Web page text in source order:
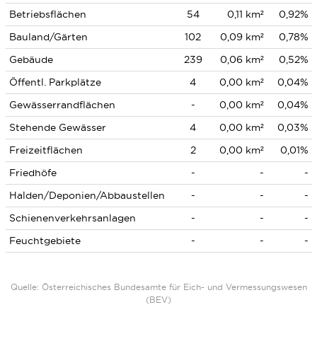
Betriebsflächen 54 0,11 km²
0,92%
Bauland/Gärten
102 0,09 km²
0,78%
Gebäude
239 0,06 km²
0,52%
Öffentl. Parkplätze
4 0,00 km²
0,04%
Gewässerrandflächen
- 0,00 km²
0,04%
Stehende Gewässer
4 0,00 km²
0,03%
Freizeitflächen
2 0,00 km²
0,01%
Friedhöfe
- -
-
Halden/Deponien/Abbaustellen
- -
-
Schienenverkehrsanlagen
- -
-
Feuchtgebiete
- - -
Quelle: Österreichisches Bundesamte für Eich- und Vermessungswesen
(BEV)